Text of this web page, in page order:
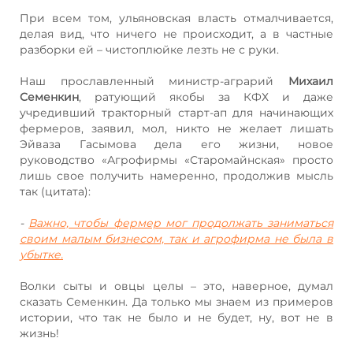
При всем том, ульяновская власть отмалчивается,
делая вид, что ничего не происходит, а в частные
разборки ей – чистоплюйке лезть не с руки.
Наш прославленный министр-аграрий Михаил
Семенкин, ратующий якобы за КФХ и даже
учредивший тракторный старт-ап для начинающих
фермеров, заявил, мол, никто не желает лишать
Эйваза Гасымова дела его жизни, новое
руководство «Агрофирмы «Старомайнская» просто
лишь свое получить намеренно, продолжив мысль
так (цитата):
- Важно, чтобы фермер мог продолжать заниматься
своим малым бизнесом, так и агрофирма не была в
убытке.
Волки сыты и овцы целы – это, наверное, думал
сказать Семенкин. Да только мы знаем из примеров
истории, что так не было и не будет, ну, вот не в
жизнь!